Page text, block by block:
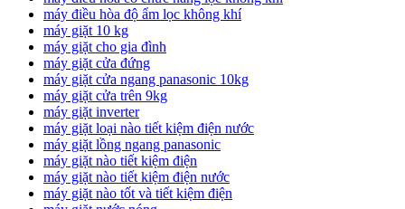
máy điều hòa độ ẩm lọc không khí
máy giặt 10 kg
máy giặt cho gia đình
máy giặt cửa đứng
máy giặt cửa ngang panasonic 10kg
máy giặt cửa trên 9kg
máy giặt inverter
máy giặt loại nào tiết kiệm điện nước
máy giặt lồng ngang panasonic
máy giặt nào tiết kiệm điện
máy giặt nào tiết kiệm điện nước
máy giặt nào tốt và tiết kiệm điện